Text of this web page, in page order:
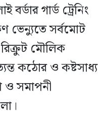
গার্ড ট্রেনিং
ভেন্যুতে সর্বমোট
মৌলিক
কঠোর ও কষ্টসাধ্য
সমাপনী